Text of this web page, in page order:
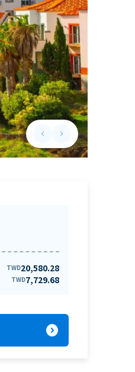
keyboard_arrow_leftPrevious slide
keyboard_arrow_rightNext slide
TWD20,580.28
TWD7,729.68
expand_circle_right